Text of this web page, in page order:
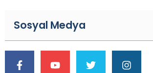
Sosyal Medya